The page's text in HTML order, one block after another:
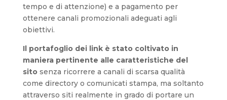
tempo e di attenzione) e a pagamento per
ottenere canali promozionali adeguati agli
obiettivi.
Il portafoglio dei link è stato coltivato in
maniera pertinente alle caratteristiche del
sitosenza ricorrere a canali di scarsa qualità
come directory o comunicati stampa, ma soltanto
attraverso siti realmente in grado di portare un